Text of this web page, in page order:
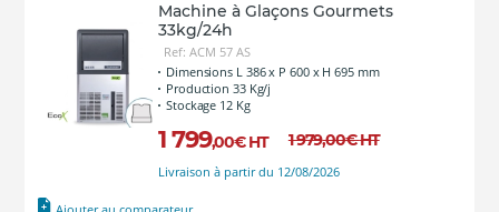
Machine à Glaçons Gourmets
33kg/24h
Ref: ACM 57 AS
Dimensions L 386 x P 600 x H 695 mm
Production 33 Kg/j
Stockage 12 Kg
1 799,00€ HT 1 979,00€HT
Livraison à partir du 12/08/2026